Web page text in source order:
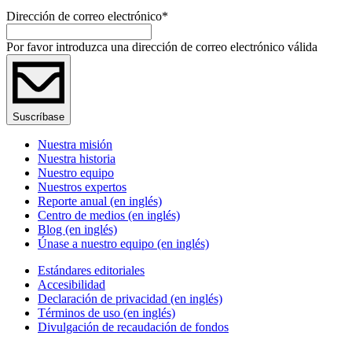
Dirección de correo electrónico*
Por favor introduzca una dirección de correo electrónico válida
Suscríbase
Nuestra misión
Nuestra historia
Nuestro equipo
Nuestros expertos
Reporte anual (en inglés)
Centro de medios (en inglés)
Blog (en inglés)
Únase a nuestro equipo (en inglés)
Estándares editoriales
Accesibilidad
Declaración de privacidad (en inglés)
Términos de uso (en inglés)
Divulgación de recaudación de fondos